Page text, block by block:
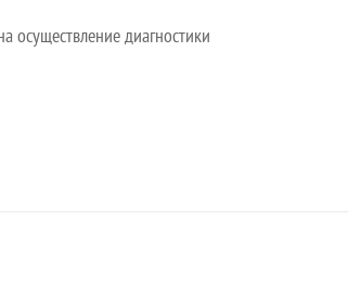
осуществление диагностики